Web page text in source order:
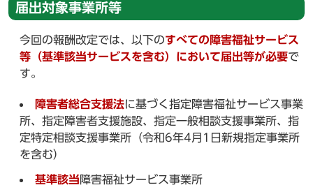
届出対象事業所等
今回の報酬改定では、以下のすべての障害福祉サービス
等（基準該当サービスを含む）において届出等が必要で
す。
障害者総合支援法に基づく指定障害福祉サービス事業
所、指定障害者支援施設、指定一般相談支援事業所、指
定特定相談支援事業所（令和6年4月1日新規指定事業所
を含む）
基準該当障害福祉サービス事業所